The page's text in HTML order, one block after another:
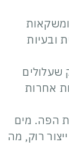
ובעיות
שעלולים
אחרות
הפה. מים
רוק, מה